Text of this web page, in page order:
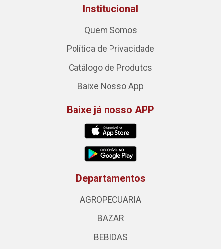
Institucional
Quem Somos
Política de Privacidade
Catálogo de Produtos
Baixe Nosso App
Baixe já nosso APP
Departamentos
AGROPECUARIA
BAZAR
BEBIDAS